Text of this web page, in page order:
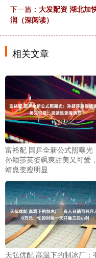
下一篇： 大发配资 湖北加
润（深阅读）
相关文章
富裕配 国乒全新公式照曝光
孙颖莎英姿飒爽甜美又可爱
靖崑变瘦明显
天弘优配 高温下的制冰厂：